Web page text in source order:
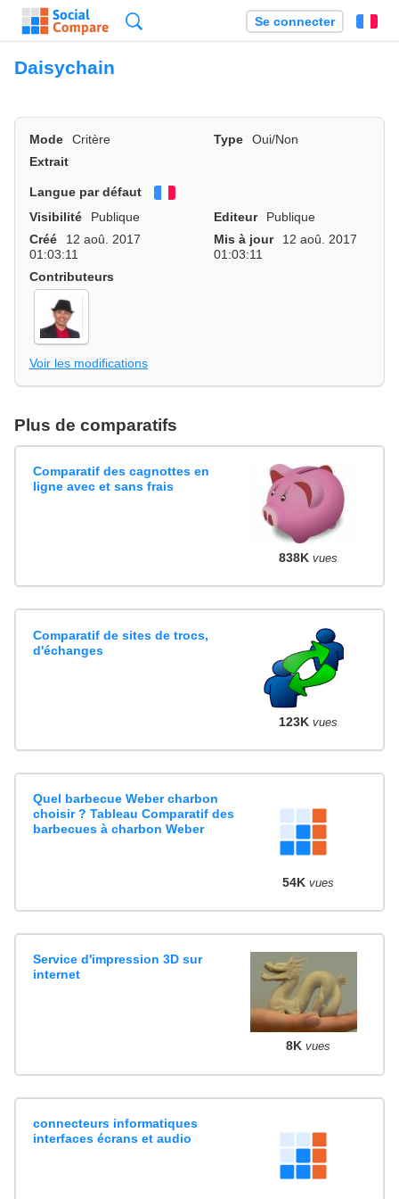
Se connecter
Daisychain
Mode Critère Type
Oui/Non
Extrait
Langue par défaut
Visibilité
Publique Editeur
Publique
Créé
12 aoû. 2017
01:03:11
Mis à jour
12 aoû. 2017
01:03:11
Contributeurs
Voir les modifications
Plus de comparatifs
Comparatif des cagnottes en
ligne avec et sans frais
838K vues
Comparatif de sites de trocs,
d'échanges
123K vues
Quel barbecue Weber charbon
choisir ? Tableau Comparatif des
barbecues à charbon Weber
54K vues
Service d'impression 3D sur
internet
8K vues
connecteurs informatiques
interfaces écrans et audio